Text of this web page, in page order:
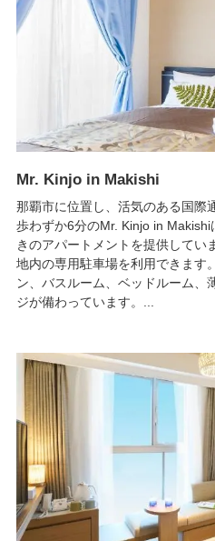
Mr. Kinjo in Makishi
那覇市に位置し、活気のある国際
歩わずか6分のMr. Kinjo in
きのアパートメントを提供してい
地内の専用駐車場を利用できます
ン、バスルーム、ベッドルーム、
ジが備わっています。...